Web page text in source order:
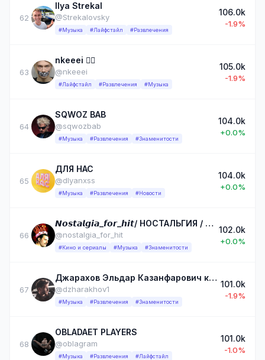
62
Ilya Strekal
@Strekalovsky
#Музыка #Лайфстайл #Развлечения
106.0k
-1.9%
63
nkeeei 🏄‍♀️
@nkeeei
#Лайфстайл #Развлечения #Музыка
105.0k
-1.9%
64
SQWOZ BAB
@sqwozbab
#Музыка #Развлечения #Знаменитости
104.0k
+0.0%
65
ДЛЯ НАС
@dlyanxss
#Музыка #Развлечения #Новости
104.0k
+0.0%
66
𝙉𝙤𝙨𝙩𝙖𝙡𝙜𝙞𝙖_𝙛𝙤𝙧_𝙝𝙞𝙩/ НОСТАЛЬГИЯ / МУЗЫКА / КИНО
@nostalgia_for_hit
#Кино и сериалы #Музыка #Знаменитости
102.0k
+0.0%
67
Джарахов Эльдар Казанфарович крутой рэпер офигенный тиктокер и вообще очень талантливый человек
@dzharakhov1
#Музыка #Развлечения #Знаменитости
101.0k
-1.9%
68
OBLADAET PLAYERS
@oblagram
#Музыка #Развлечения #Лайфстайл
101.0k
-1.0%